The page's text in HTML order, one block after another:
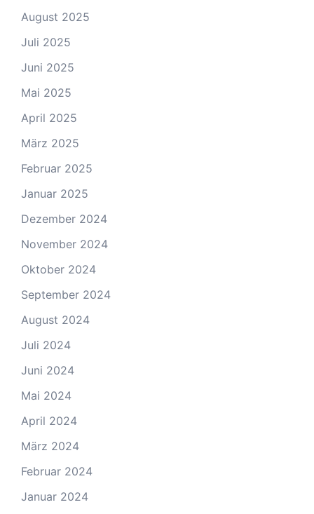
August 2025
Juli 2025
Juni 2025
Mai 2025
April 2025
März 2025
Februar 2025
Januar 2025
Dezember 2024
November 2024
Oktober 2024
September 2024
August 2024
Juli 2024
Juni 2024
Mai 2024
April 2024
März 2024
Februar 2024
Januar 2024